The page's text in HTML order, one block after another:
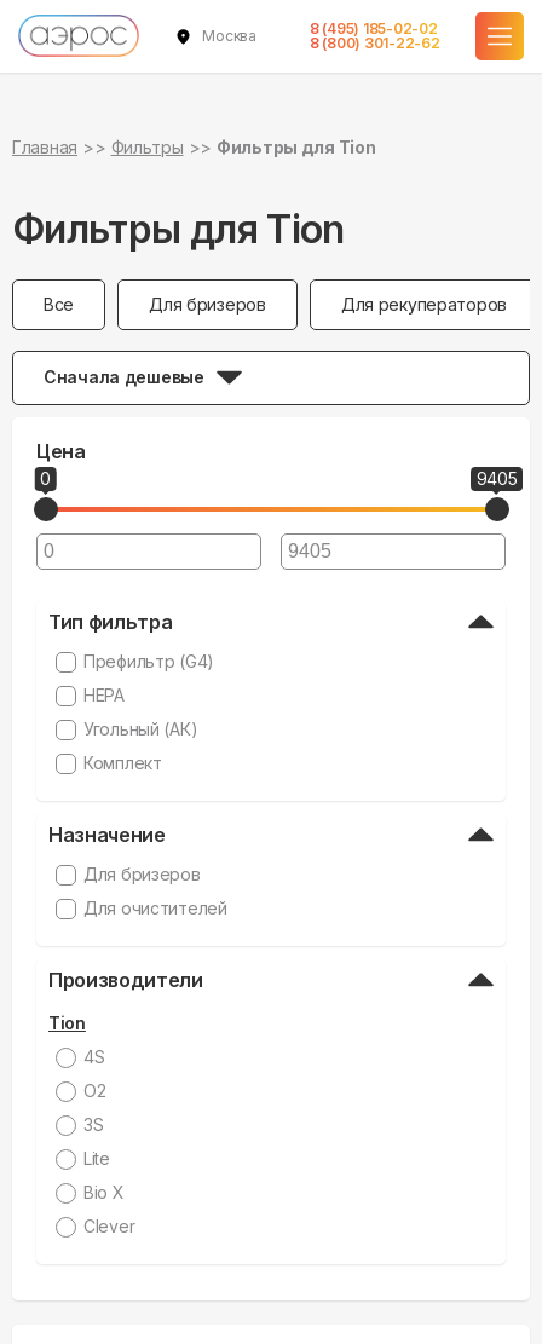
Москва
8 (495) 185-02-02
8 (800) 301-22-62
Главная Фильтры Фильтры для Tion
Фильтры для Tion
Все Для бризеров Для рекуператоров
Сначала дешевые
Цена
0 9405
Тип фильтра
Префильтр (G4)
HEPA
Угольный (АК)
Комплект
Назначение
Для бризеров
Для очистителей
Производители
Tion
4S
O2
3S
Lite
Bio X
Clever